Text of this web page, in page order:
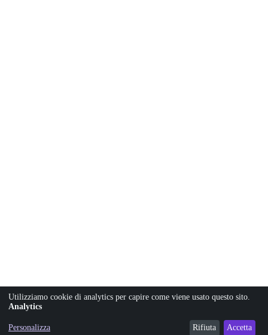
Utilizziamo cookie di analytics per capire come viene usato questo sito.
Analytics
Personalizza Rifiuta Accetta